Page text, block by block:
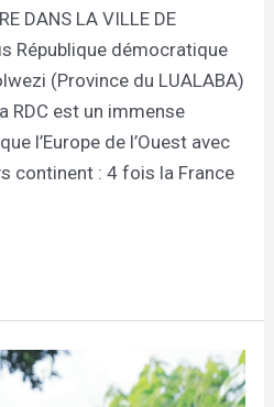
DANS LA VILLE DE
République démocratique
(Province du LUALABA)
RDC est un immense
l’Europe de l’Ouest avec
continent : 4 fois la France